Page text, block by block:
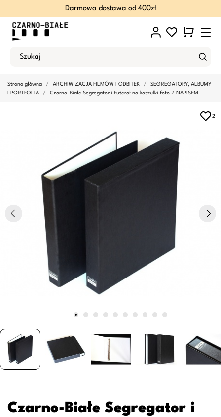
Darmowa dostawa od 400zł
Strona główna ARCHIWIZACJA FILMÓW I ODBITEK
SEGREGATORY, ALBUMY
I PORTFOLIA
Czarno-Białe Segregator i Futerał na koszulki foto Z NAPISEM
2
Czarno-Białe Segregator i